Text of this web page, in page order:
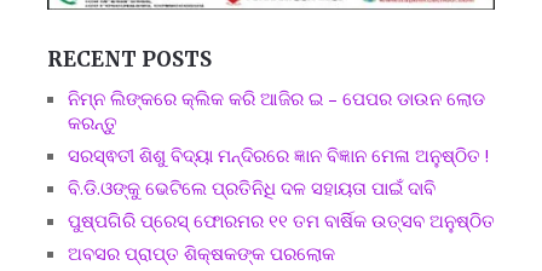
RECENT POSTS
ନିମ୍ନ ଲିଙ୍କରେ କ୍ଲିକ କରି ଆଜିର ଇ – ପେପର ଡାଉନ ଲୋଡ
କରନ୍ତୁ
ସରସ୍ଵତୀ ଶିଶୁ ବିଦ୍ୟା ମନ୍ଦିରରେ ଜ୍ଞାନ ବିଜ୍ଞାନ ମେଳା ଅନୁଷ୍ଠିତ !
ବି.ଡି.ଓଙ୍କୁ ଭେଟିଲେ ପ୍ରତିନିଧି ଦଳ ସହାୟତା ପାଇଁ ଦାବି
ପୁଷ୍ପଗିରି ପ୍ରେସ୍ ଫୋରମର ୧୧ ତମ ବାର୍ଷିକ ଉତ୍ସବ ଅନୁଷ୍ଠିତ
ଅବସର ପ୍ରାପ୍ତ ଶିକ୍ଷକଙ୍କ ପରଲୋକ